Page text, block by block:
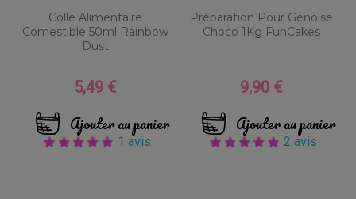
Colle Alimentaire
Comestible 50ml Rainbow
Dust
Prix
5,49 €
Ajouter au panier
1 avis
Préparation Pour Génoise
Choco 1Kg FunCakes
Prix
9,90 €
Ajouter au panier
2 avis